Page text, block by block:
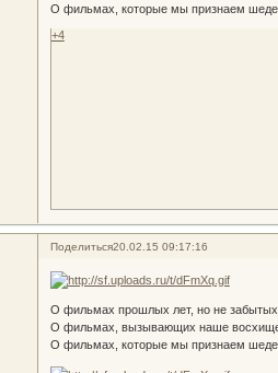
О фильмах, которые мы признаем
+4
Поделиться20.02.15 09:17:16
О фильмах прошлых лет, но не забытых
О фильмах, вызывающих наше
О фильмах, которые мы признаем